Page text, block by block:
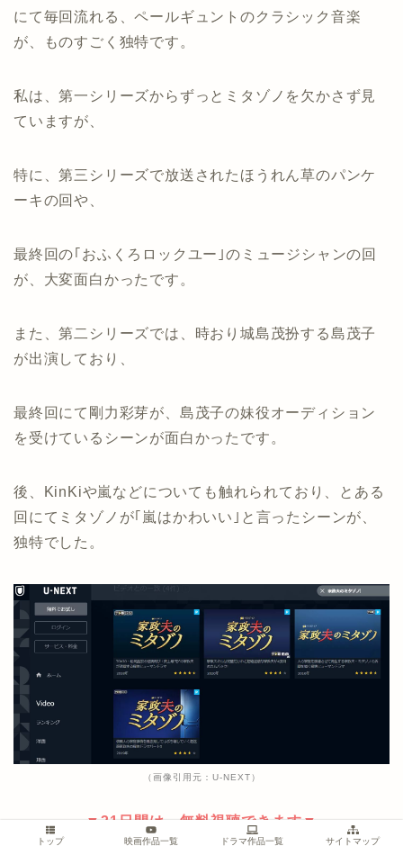
にて毎回流れる、ペールギュントのクラシック音楽
が、ものすごく独特です。
私は、第一シリーズからずっとミタゾノを欠かさず見
ていますが、
特に、第三シリーズで放送されたほうれん草のパンケ
ーキの回や、
最終回の｢おふくろロックユー｣のミュージシャンの回
が、大変面白かったです。
また、第二シリーズでは、時おり城島茂扮する島茂子
が出演しており、
最終回にて剛力彩芽が、島茂子の妹役オーディション
を受けているシーンが面白かったです。
後、KinKiや嵐などについても触れられており、とある
回にてミタゾノが｢嵐はかわいい｣と言ったシーンが、
独特でした。
（画像引用元：U-NEXT）
▼31日間は、無料視聴できます▼
トップ 映画作品一覧 ドラマ作品一覧 サイトマップ